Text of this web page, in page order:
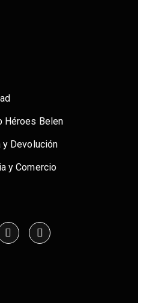
Héroes Belen
y Devolución
y Comercio